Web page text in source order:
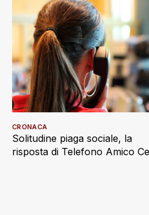
Solitudine piaga sociale, la
risposta di Telefono Amico
CRONACA